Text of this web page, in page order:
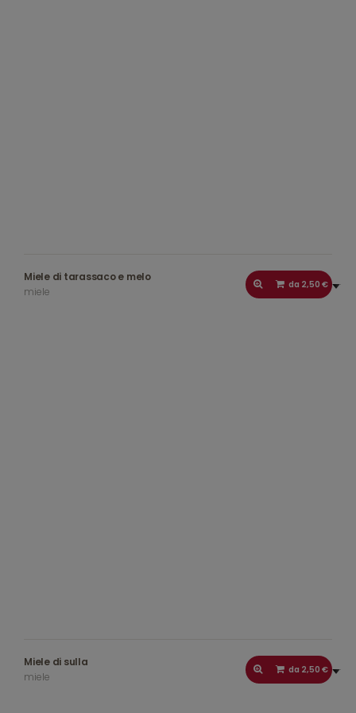
Miele di tarassaco e melo
miele
da 2,50 €
Miele di sulla
miele
da 2,50 €